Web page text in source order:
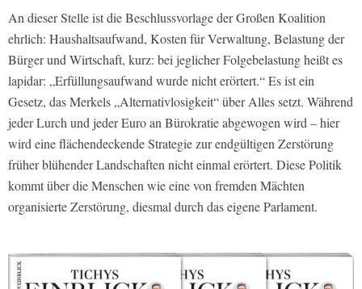
An dieser Stelle ist die Beschlussvorlage der Großen Koalition
ehrlich: Haushaltsaufwand, Kosten für Verwaltung, Belastung der
Bürger und Wirtschaft, kurz: bei jeglicher Folgebelastung heißt es
lapidar: „Erfüllungsaufwand wurde nicht erörtert.“ Es ist ein
Gesetz, das Merkels „Alternativlosigkeit“ über Alles setzt. Während
jeder Lurch und jeder Euro an Bürokratie abgewogen wird – hier
wird eine flächendeckende Strategie zur endgültigen Zerstörung
früher blühender Landschaften nicht einmal erörtert. Diese Politik
kommt über die Menschen wie eine von fremden Mächten
organisierte Zerstörung, diesmal durch das eigene Parlament.